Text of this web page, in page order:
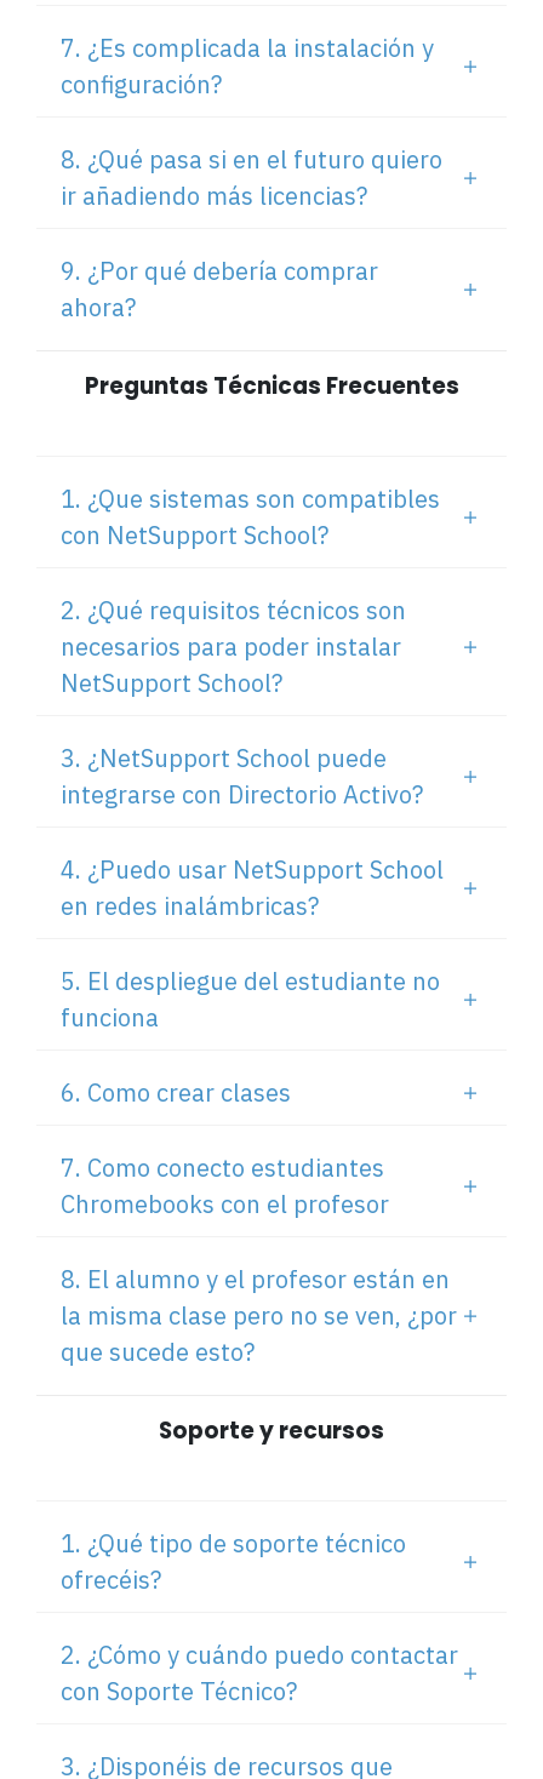
7. ¿Es complicada la instalación y
configuración?
8. ¿Qué pasa si en el futuro quiero
ir añadiendo más licencias?
9. ¿Por qué debería comprar
ahora?
Preguntas Técnicas Frecuentes
1. ¿Que sistemas son compatibles
con NetSupport School?
2. ¿Qué requisitos técnicos son
necesarios para poder instalar
NetSupport School?
3. ¿NetSupport School puede
integrarse con Directorio Activo?
4. ¿Puedo usar NetSupport School
en redes inalámbricas?
5. El despliegue del estudiante no
funciona
6. Como crear clases
7. Como conecto estudiantes
Chromebooks con el profesor
8. El alumno y el profesor están en
la misma clase pero no se ven, ¿por
que sucede esto?
Soporte y recursos
1. ¿Qué tipo de soporte técnico
ofrecéis?
2. ¿Cómo y cuándo puedo contactar
con Soporte Técnico?
3. ¿Disponéis de recursos que